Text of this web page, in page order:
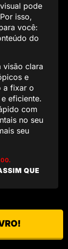
pode
isso,
você:
do
visão clara
e
a fixar o
eficiente.
com
no seu
seu
QUE